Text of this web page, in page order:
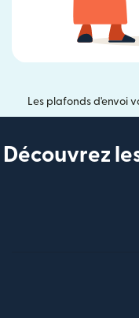
Les plafonds d'envoi
Découvrez